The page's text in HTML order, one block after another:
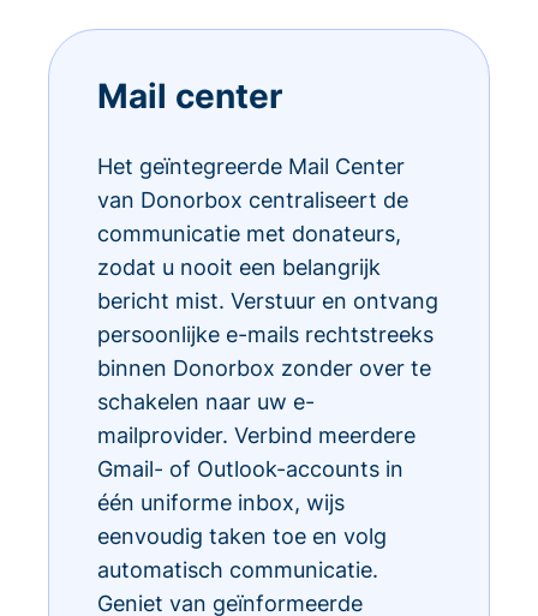
Mail center
Het geïntegreerde Mail Center
van Donorbox centraliseert de
communicatie met donateurs,
zodat u nooit een belangrijk
bericht mist. Verstuur en ontvang
persoonlijke e-mails rechtstreeks
binnen Donorbox zonder over te
schakelen naar uw e-
mailprovider. Verbind meerdere
Gmail- of Outlook-accounts in
één uniforme inbox, wijs
eenvoudig taken toe en volg
automatisch communicatie.
Geniet van geïnformeerde